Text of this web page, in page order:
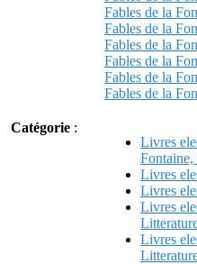
Fables de la
Fables de la
Fables de la
Fables de la
Fables de la
Fables de la
Catégorie :
Livres
Fontaine,
Livres
Livres
Livres
Livres